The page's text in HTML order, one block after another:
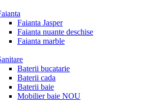
Faianta Jasper
Faianta nuante deschise
Faianta marble
Baterii bucatarie
Baterii cada
Baterii baie
Mobilier baie NOU